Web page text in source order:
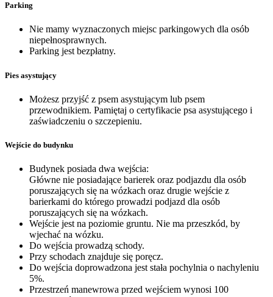
Parking
Nie mamy wyznaczonych miejsc parkingowych dla osób
niepełnosprawnych.
Parking jest bezpłatny.
Pies asystujący
Możesz przyjść z psem asystującym lub psem
przewodnikiem. Pamiętaj o certyfikacie psa asystującego i
zaświadczeniu o szczepieniu.
Wejście do budynku
Budynek posiada dwa wejścia:
Główne nie posiadające barierek oraz podjazdu dla osób
poruszających się na wózkach oraz drugie wejście z
barierkami do którego prowadzi podjazd dla osób
poruszających się na wózkach.
Wejście jest na poziomie gruntu. Nie ma przeszkód, by
wjechać na wózku.
Do wejścia prowadzą schody.
Przy schodach znajduje się poręcz.
Do wejścia doprowadzona jest stała pochylnia o nachyleniu
5%.
Przestrzeń manewrowa przed wejściem wynosi 100